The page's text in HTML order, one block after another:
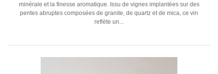
minérale et la finesse aromatique. Issu de vignes implantées sur des
pentes abruptes composées de granite, de quartz et de mica, ce vin
reflète un...